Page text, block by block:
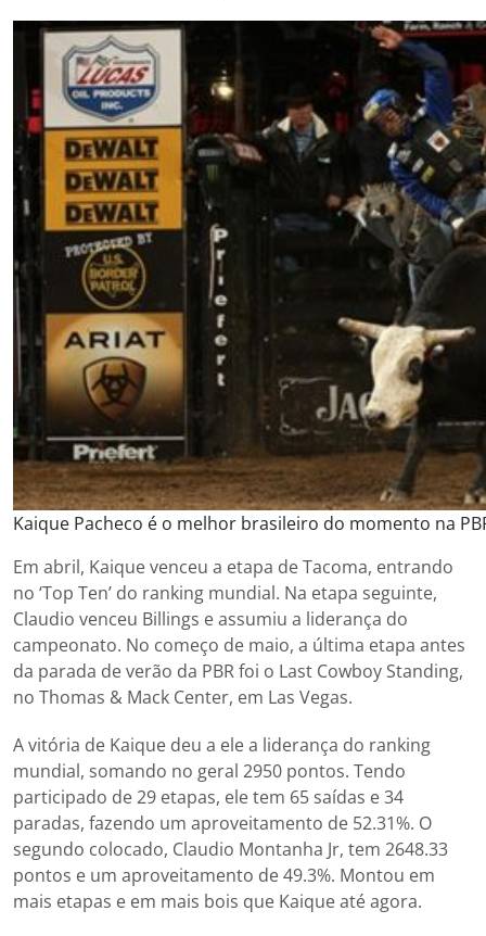
Kaique Pacheco é o melhor brasileiro do momento na
Em abril, Kaique venceu a etapa de Tacoma, entrando
no ‘Top Ten’ do ranking mundial. Na etapa seguinte,
Claudio venceu Billings e assumiu a liderança do
campeonato. No começo de maio, a última etapa antes
da parada de verão da PBR foi o Last Cowboy Standing,
no Thomas & Mack Center, em Las Vegas.
A vitória de Kaique deu a ele a liderança do ranking
mundial, somando no geral 2950 pontos. Tendo
participado de 29 etapas, ele tem 65 saídas e 34
paradas, fazendo um aproveitamento de 52.31%. O
segundo colocado, Claudio Montanha Jr, tem 2648.33
pontos e um aproveitamento de 49.3%. Montou em
mais etapas e em mais bois que Kaique até agora.